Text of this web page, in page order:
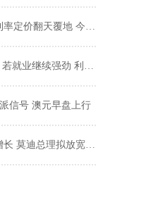
地 今晚鲍威尔又将重磅登场
强劲 利率峰值可能超预期
信号 澳元早盘上行
理拟放宽能源勘探限制